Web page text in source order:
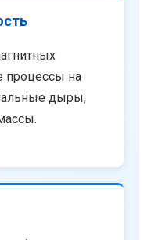
процессы на
дыры,